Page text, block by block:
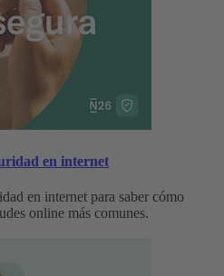
en internet
en internet para saber cómo
online más comunes.